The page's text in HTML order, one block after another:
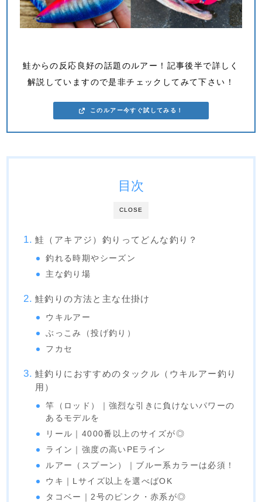
鮭からの反応良好の話題のルアー！記事後半で詳しく
解説していますので是非チェックしてみて下さい！
このルアー今すぐ試してみる！
CLOSE
目次
鮭（アキアジ）釣りってどんな釣り？
釣れる時期やシーズン
主な釣り場
鮭釣りの方法と主な仕掛け
ウキルアー
ぶっこみ（投げ釣り）
フカセ
鮭釣りにおすすめのタックル（ウキルアー釣り
用）
竿（ロッド）｜強烈な引きに負けないパワーの
あるモデルを
リール｜4000番以上のサイズが◎
ライン｜強度の高いPEライン
ルアー（スプーン）｜ブルー系カラーは必須！
ウキ｜Lサイズ以上を選べばOK
タコベー｜2号のピンク・赤系が◎